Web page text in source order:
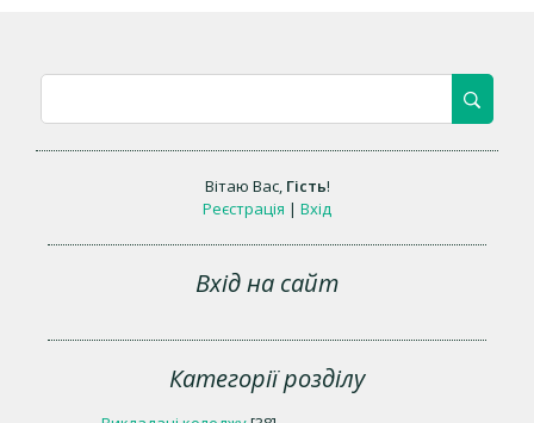
Вітаю Вас, Гість!
Реєстрація | Вхід
Вхід на сайт
Категорії розділу